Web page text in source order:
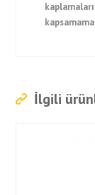
İlgili